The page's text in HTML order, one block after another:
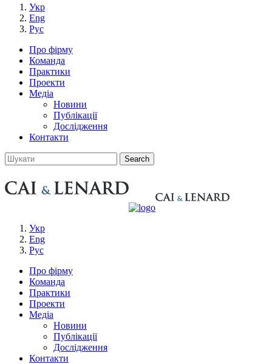
Укр
Eng
Рус
Про фірму
Команда
Практики
Проекти
Медіа
Новини
Публікації
Дослідження
Контакти
Укр
Eng
Рус
Про фірму
Команда
Практики
Проекти
Медіа
Новини
Публікації
Дослідження
Контакти